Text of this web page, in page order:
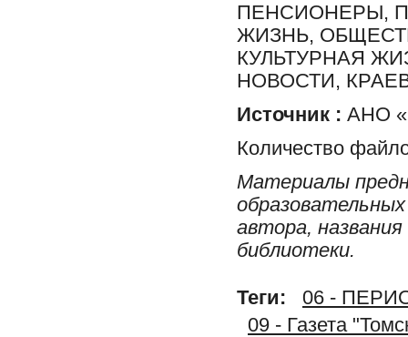
ПЕНСИОНЕРЫ,
ЖИЗНЬ,
КУЛЬТУРНАЯ
НОВОСТИ,
Источник : АНО
Количество
Материалы
автора,
библиотеки.
Теги:
06 -
09 - Газета